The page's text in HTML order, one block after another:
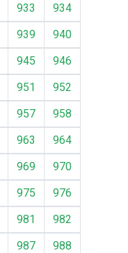
933
934
939
940
945
946
951
952
957
958
963
964
969
970
975
976
981
982
987
988